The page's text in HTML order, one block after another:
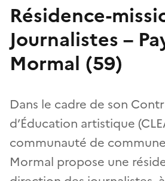
Résidence-
Journalistes –
Mormal (59)
Dans le cadre de son
d’Éducation artistique
communauté de
Mormal propose une